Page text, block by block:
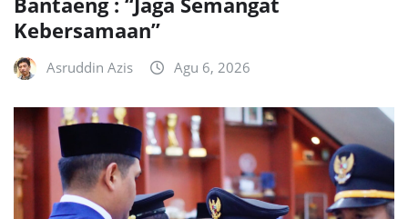
Kebersamaan”
Asruddin Azis Agu 6, 2026